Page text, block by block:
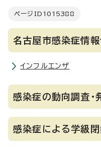
ページID 1015388
名古屋市感染症情報
インフルエンザ
感染症の動向調査・
感染症による学級